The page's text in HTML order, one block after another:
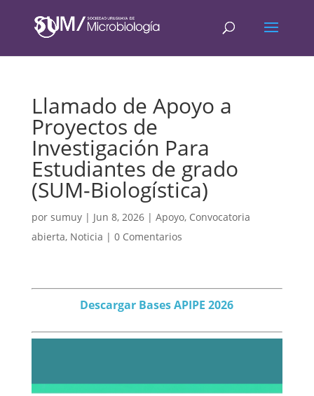
Llamado de Apoyo a
Proyectos de
Investigación Para
Estudiantes de grado
(SUM-Biologística)
por sumuy| Jun 8, 2026| Apoyo, Convocatoria
abierta, Noticia | 0 Comentarios
Descargar Bases APIPE 2026